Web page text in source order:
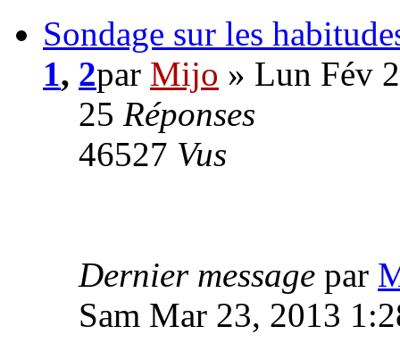
Sondage sur les
1, 2par Mijo » Lun Fév
25 Réponses
46527 Vus
Dernier message par
Sam Mar 23, 2013